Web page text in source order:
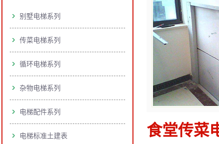
食堂传菜
别墅电梯系列
传菜电梯系列
循环电梯系列
杂物电梯系列
电梯配件系列
电梯标准土建表